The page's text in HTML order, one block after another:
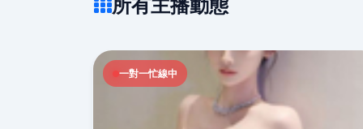
一對一忙線中